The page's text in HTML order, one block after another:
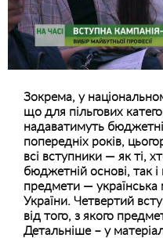
Зокрема, у
що для пільгових
надаватимуть
попередніх років,
всі вступники — як ті,
бюджетній основі, так
предмети — українська
України. Четвертий
від того, з якого
Детальніше – у